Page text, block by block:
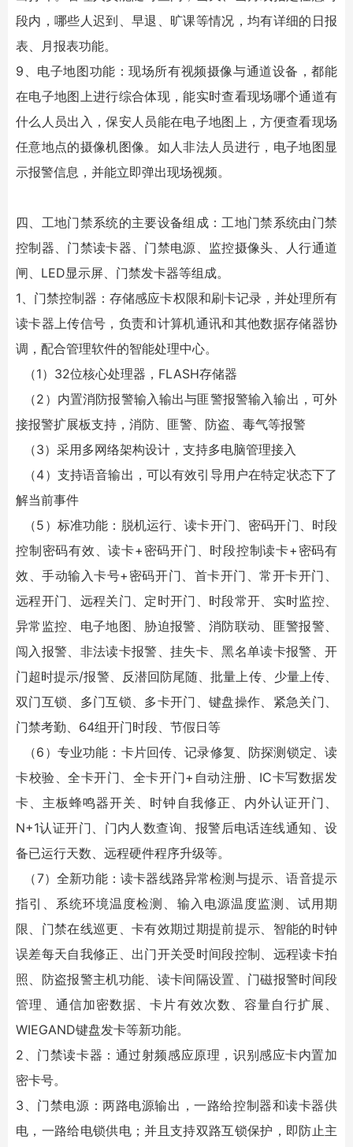
段内，哪些人迟到、早退、旷课等情况，均有详细的日报
表、月报表功能。
9、电子地图功能：现场所有视频摄像与通道设备，都能
在电子地图上进行综合体现，能实时查看现场哪个通道有
什么人员出入，保安人员能在电子地图上，方便查看现场
任意地点的摄像机图像。如人非法人员进行，电子地图显
示报警信息，并能立即弹出现场视频。
四、工地门禁系统的主要设备组成：工地门禁系统由门禁
控制器、门禁读卡器、门禁电源、监控摄像头、人行通道
闸、LED显示屏、门禁发卡器等组成。
1、门禁控制器：存储感应卡权限和刷卡记录，并处理所有
读卡器上传信号，负责和计算机通讯和其他数据存储器协
调，配合管理软件的智能处理中心。
（1）32位核心处理器，FLASH存储器
（2）内置消防报警输入输出与匪警报警输入输出，可外
接报警扩展板支持，消防、匪警、防盗、毒气等报警
（3）采用多网络架构设计，支持多电脑管理接入
（4）支持语音输出，可以有效引导用户在特定状态下了
解当前事件
（5）标准功能：脱机运行、读卡开门、密码开门、时段
控制密码有效、读卡+密码开门、时段控制读卡+密码有
效、手动输入卡号+密码开门、首卡开门、常开卡开门、
远程开门、远程关门、定时开门、时段常开、实时监控、
异常监控、电子地图、胁迫报警、消防联动、匪警报警、
闯入报警、非法读卡报警、挂失卡、黑名单读卡报警、开
门超时提示/报警、反潜回防尾随、批量上传、少量上传、
双门互锁、多门互锁、多卡开门、键盘操作、紧急关门、
门禁考勤、64组开门时段、节假日等
（6）专业功能：卡片回传、记录修复、防探测锁定、读
卡校验、全卡开门、全卡开门+自动注册、IC卡写数据发
卡、主板蜂鸣器开关、时钟自我修正、内外认证开门、
N+1认证开门、门内人数查询、报警后电话连线通知、设
备已运行天数、远程硬件程序升级等。
（7）全新功能：读卡器线路异常检测与提示、语音提示
指引、系统环境温度检测、输入电源温度监测、试用期
限、门禁在线巡更、卡有效期过期提前提示、智能的时钟
误差每天自我修正、出门开关受时间段控制、远程读卡拍
照、防盗报警主机功能、读卡间隔设置、门磁报警时间段
管理、通信加密数据、卡片有效次数、容量自行扩展、
WIEGAND键盘发卡等新功能。
2、门禁读卡器：通过射频感应原理，识别感应卡内置加
密卡号。
3、门禁电源：两路电源输出，一路给控制器和读卡器供
电，一路给电锁供电；并且支持双路互锁保护，即防止主